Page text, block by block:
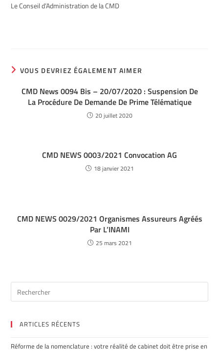
Le Conseil d’Administration de la CMD
VOUS DEVRIEZ ÉGALEMENT AIMER
CMD News 0094 Bis – 20/07/2020 : Suspension De
La Procédure De Demande De Prime Télématique
20 juillet 2020
CMD NEWS 0003/2021 Convocation AG
18 janvier 2021
CMD NEWS 0029/2021 Organismes Assureurs Agréés
Par L’INAMI
25 mars 2021
ARTICLES RÉCENTS
Réforme de la nomenclature : votre réalité de cabinet doit être prise en